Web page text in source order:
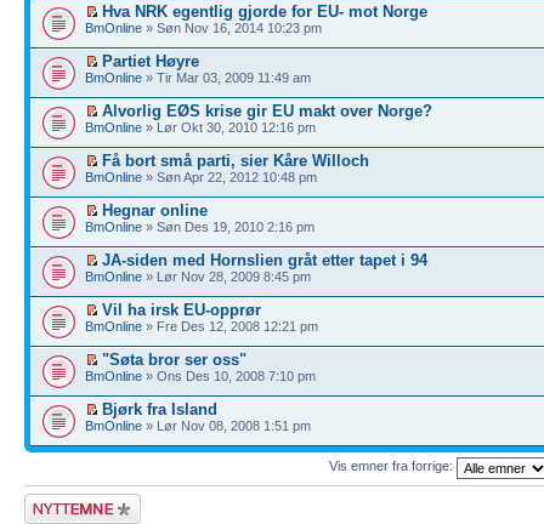
Hva NRK egentlig gjorde for EU- mot Norge
BmOnline » Søn Nov 16, 2014 10:23 pm
Partiet Høyre
BmOnline » Tir Mar 03, 2009 11:49 am
Alvorlig EØS krise gir EU makt over Norge?
BmOnline » Lør Okt 30, 2010 12:16 pm
Få bort små parti, sier Kåre Willoch
BmOnline » Søn Apr 22, 2012 10:48 pm
Hegnar online
BmOnline » Søn Des 19, 2010 2:16 pm
JA-siden med Hornslien gråt etter tapet i 94
BmOnline » Lør Nov 28, 2009 8:45 pm
Vil ha irsk EU-opprør
BmOnline » Fre Des 12, 2008 12:21 pm
"Søta bror ser oss"
BmOnline » Ons Des 10, 2008 7:10 pm
Bjørk fra Island
BmOnline » Lør Nov 08, 2008 1:51 pm
Vis emner fra forrige:
Legg inn et nytt
emne